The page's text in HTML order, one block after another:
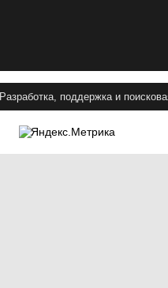
Разработка, поддержка и